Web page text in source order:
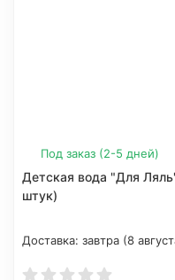
Под заказ (2-5 дней)
Детская вода "Для
штук)
Доставка: завтра (8